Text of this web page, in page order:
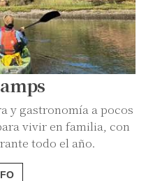
y gastronomía a pocos
vivir en familia, con
todo el año.